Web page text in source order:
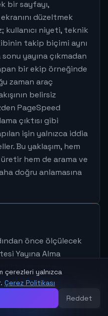
bir sayfayı,
düzeltmek
kullanıcı niyeti, teknik
takip biçimi aynı
yayına çıkmadan
bir ekip örneğinde
zaman araç
belirsiz
PageSpeed
çıktısı gibi
işin yalnızca iddia
Bu yaklaşım, hem
hem de arama ve
doğru anlamasına
önce ölçülecek
Yayına Alma
yeni siteyi
işletmeler için
kırık link, eksik
doğrudan gelir,
çerezleri yalnızca
Çerez Politikası
Reddet